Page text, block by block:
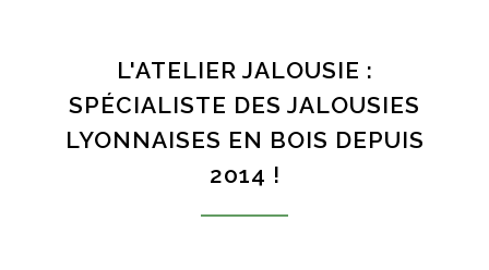
L'ATELIER JALOUSIE :
SPÉCIALISTE DES JALOUSIES
LYONNAISES EN BOIS DEPUIS
2014 !